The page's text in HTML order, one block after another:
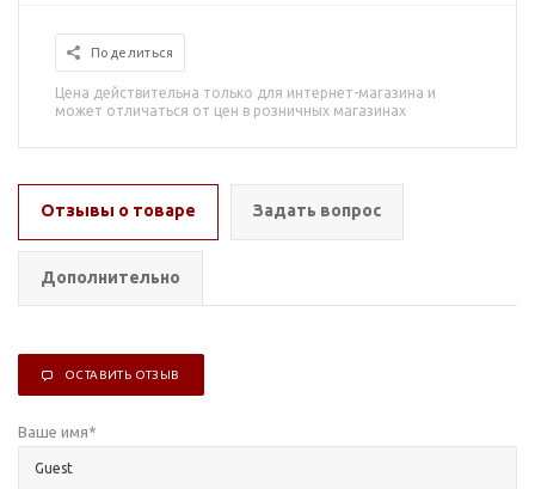
Поделиться
Цена действительна только для интернет-магазина и
может отличаться от цен в розничных магазинах
Отзывы о товаре Задать вопрос
Дополнительно
ОСТАВИТЬ ОТЗЫВ
Ваше имя*